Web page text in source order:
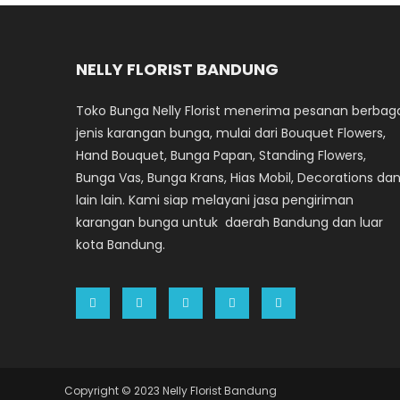
NELLY FLORIST BANDUNG
Toko Bunga Nelly Florist menerima pesanan
jenis karangan bunga, mulai dari Bouquet Flowers,
Hand Bouquet, Bunga Papan, Standing Flowers,
Bunga Vas, Bunga Krans, Hias Mobil, Decorations dan
lain lain. Kami siap melayani jasa pengiriman
karangan bunga untuk daerah Bandung dan luar
kota Bandung.
Copyright © 2023 Nelly Florist Bandung